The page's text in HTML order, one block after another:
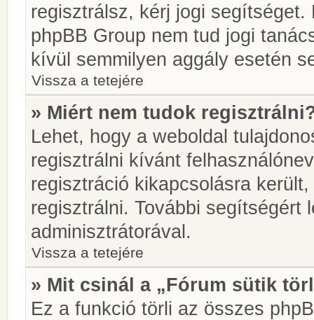
regisztrálsz, kérj jogi
phpBB Group nem tud jogi
kívül semmilyen aggály esetén
Vissza a tetejére
» Miért nem tudok
Lehet, hogy a weboldal
regisztrálni kívánt
regisztráció kikapcsolásra
regisztrálni. További segítségért
adminisztrátorával.
Vissza a tetejére
» Mit csinál a „Fórum sütik
Ez a funkció törli az összes